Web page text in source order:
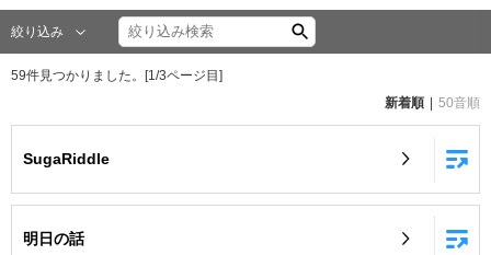
ユーザー検索
DAMの新曲・ランキングなど
絞り込み
59件見つかりました。[1 /3ページ目]
新着順
50音順
SugaRiddle
明日の話